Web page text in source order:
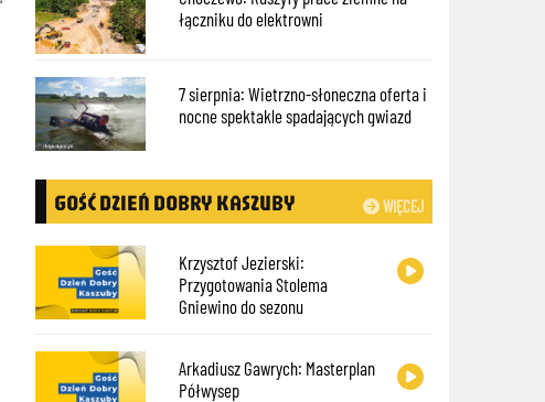
łączniku do elektrowni
7 sierpnia: Wietrzno-słoneczna oferta i
nocne spektakle spadających gwiazd
WIĘCEJ
GOŚĆ DZIEŃ DOBRY KASZUBY
Krzysztof Jezierski:
Przygotowania Stolema
Gniewino do sezonu
Arkadiusz Gawrych: Masterplan
Półwysep